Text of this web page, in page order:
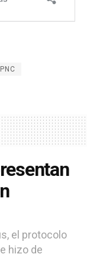
el protocolo
hizo de